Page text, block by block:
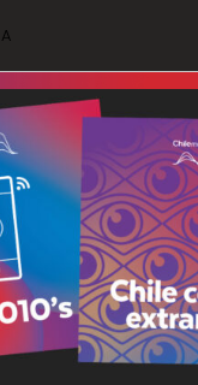
CHILEMÚSICA
NOTICIAS
EFEMÉRIDES
PLAYLISTS
ESTUDIOS